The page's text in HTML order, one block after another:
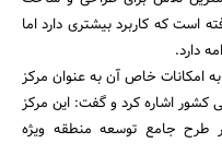
است که کاربرد بیشتری دارد اما
دارد.
امکانات خاص آن به عنوان مرکز
کشور اشاره کرد و گفت: این مرکز
طرح جامع توسعه منطقه ویژه